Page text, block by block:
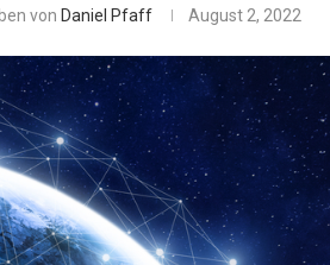
von Daniel Pfaff August 2, 2022